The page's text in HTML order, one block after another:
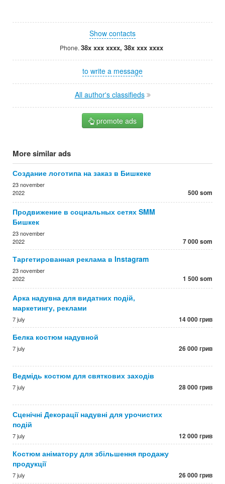
Show contacts
Phone. 38x xxx xxxx, 38x xxx xxxx
to write a message
All author's classifieds
promote ads
More similar ads
Создание логотипа на заказ в Бишкеке
23 november
2022
500 som
Продвижение в социальных сетях SMM
Бишкек
23 november
2022
7 000 som
Таргетированная реклама в Instagram
23 november
2022
1 500 som
Арка надувна для видатних подій,
маркетингу, реклами
7 july 14 000 грив
Белка костюм надувной
7 july 26 000 грив
Ведмідь костюм для святкових заходів
7 july 28 000 грив
Сценічні Декорації надувні для урочистих
подій
7 july 12 000 грив
Костюм аніматору для збільшення продажу
продукції
7 july 26 000 грив